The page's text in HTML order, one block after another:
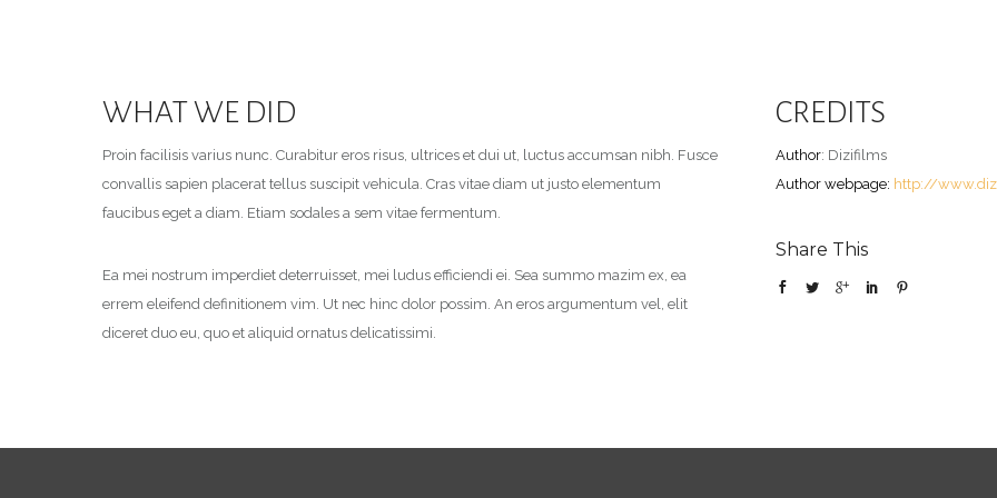
WHAT WE DID
Proin facilisis varius nunc. Curabitur eros risus, ultrices et dui ut, luctus accumsan nibh. Fusce
convallis sapien placerat tellus suscipit vehicula. Cras vitae diam ut justo elementum
faucibus eget a diam. Etiam sodales a sem vitae fermentum.
Ea mei nostrum imperdiet deterruisset, mei ludus efficiendi ei. Sea summo mazim ex, ea
errem eleifend definitionem vim. Ut nec hinc dolor possim. An eros argumentum vel, elit
diceret duo eu, quo et aliquid ornatus delicatissimi.
CREDITS
Author: Dizifilms
Author webpage: http://
Share This